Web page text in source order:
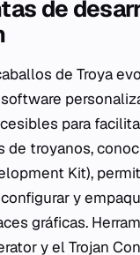
de
de Troya
para
de troyanos,
Kit),
y
gráficas.
y el Trojan